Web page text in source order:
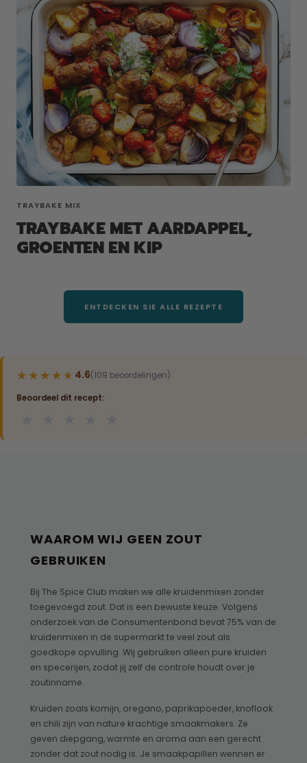
TRAYBAKE MIX
TRAYBAKE MET AARDAPPEL,
GROENTEN EN KIP
ENTDECKEN SIE ALLE REZEPTE
★★★★★
★★★★★ 4.6(109 beoordelingen)
Beoordeel dit recept:
WAAROM WIJ GEEN ZOUT
GEBRUIKEN
Bij The Spice Club maken we alle kruidenmixen zonder
toegevoegd zout. Dat is een bewuste keuze. Volgens
onderzoek van de Consumentenbond bevat 75% van de
kruidenmixen in de supermarkt te veel zout als
goedkope opvulling. Wij gebruiken alleen pure kruiden
en specerijen, zodat jij zelf de controle houdt over je
zoutinname.
Kruiden zoals komijn, oregano, paprikapoeder, knoflook
en chili zijn van nature krachtige smaakmakers. Ze
geven diepgang, warmte en aroma aan een gerecht
zonder dat zout nodig is. Je smaakpapillen wennen er